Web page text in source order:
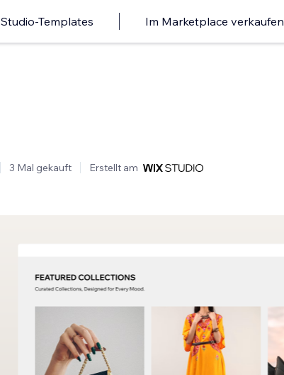
Studio-Templates Im Marketplace verkaufen
3 Mal gekauft Erstellt am